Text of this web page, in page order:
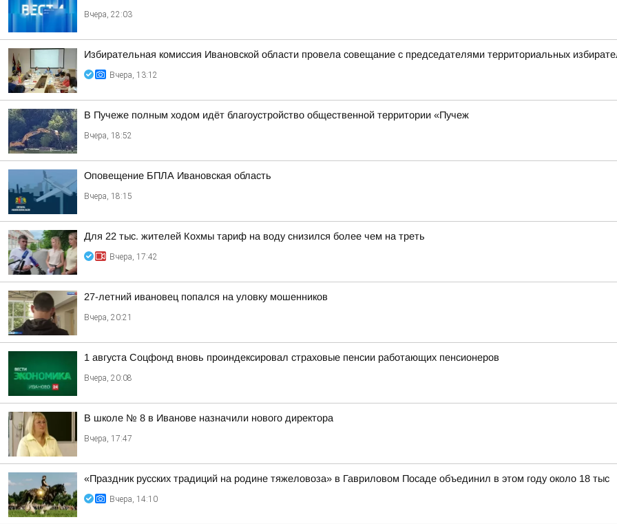
Вчера, 22:03
Избирательная комиссия Ивановской области провела совещание с председателями территориальных
Вчера, 13:12
В Пучеже полным ходом идёт благоустройство общественной территории «Пучеж
Вчера, 18:52
Оповещение БПЛА Ивановская область
Вчера, 18:15
Для 22 тыс. жителей Кохмы тариф на воду снизился более чем на треть
Вчера, 17:42
27-летний ивановец попался на уловку мошенников
Вчера, 20:21
1 августа Соцфонд вновь проиндексировал страховые пенсии работающих пенсионеров
Вчера, 20:08
В школе № 8 в Иванове назначили нового директора
Вчера, 17:47
«Праздник русских традиций на родине тяжеловоза» в Гавриловом Посаде объединил в этом году около 18 тыс
Вчера, 14:10